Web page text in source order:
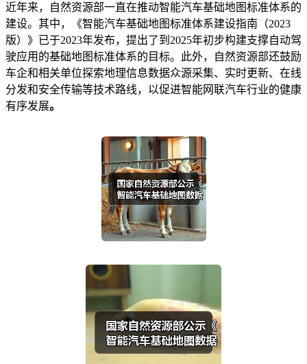
近年来，自然资源部一直在推动智能汽车基础地图标准体系的
建设。其中，《智能汽车基础地图标准体系建设指南（2023
版）》已于2023年发布，提出了到2025年初步构建支撑自动驾
驶应用的基础地图标准体系的目标。此外，自然资源部还鼓励
车企和相关单位探索地理信息数据众源采集、实时更新、在线
分发和安全传输等技术路线，以促进智能网联汽车行业的健康
有序发展。